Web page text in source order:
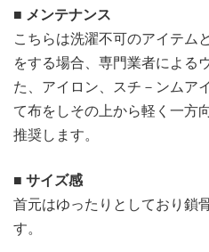
■ メンテナンス
こちらは洗濯不可のアイテム
をする場合、専門業者による
た、アイロン、スチ－ンムア
て布をしその上から軽く一方
推奨します。
■ サイズ感
首元はゆったりとしており鎖
す。